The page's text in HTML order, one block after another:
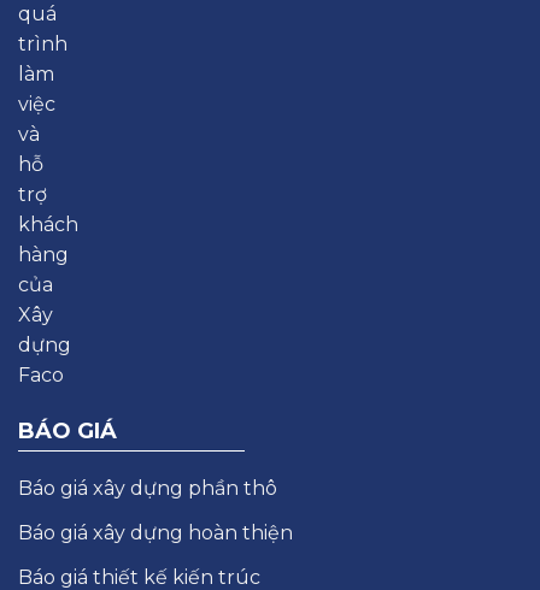
BÁO GIÁ
Báo giá xây dựng phần thô
Báo giá xây dựng hoàn thiện
Báo giá thiết kế kiến trúc